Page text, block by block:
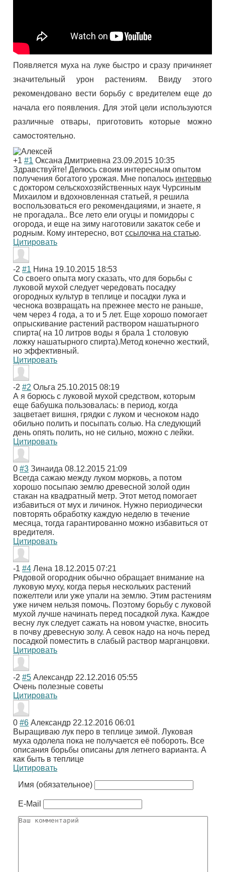
Появляется муха на луке быстро и сразу причиняет
значительный урон растениям. Ввиду этого
рекомендовано вести борьбу с вредителем еще до
начала его появления. Для этой цели используются
различные отвары, приготовить которые можно
самостоятельно.
+1 #1 Оксана Дмитриевна 23.09.2015 10:35
Здравствуйте! Делюсь своим интересным опытом
получения богатого урожая. Мне попалось интервью
с доктором сельскохозяйственных наук Чурсиным
Михаилом и вдохновленная статьей, я решила
воспользоваться его рекомендациями, и знаете, я
не прогадала.. Все лето ели огуцы и помидоры с
огорода, и еще на зиму наготовили закаток себе и
родным. Кому интересно, вотссылочка на статью.
Цитировать
-2 #1 Нина 19.10.2015 18:53
Со своего опыта могу сказать, что для борьбы с
луковой мухой следует чередовать посадку
огородных культур в теплице и посадки лука и
чеснока возвращать на прежнее место не раньше,
чем через 4 года, а то и 5 лет. Еще хорошо помогает
опрыскивание растений раствором нашатырного
спирта( на 10 литров воды я брала 1 столовую
ложку нашатырного спирта).Метод конечно жесткий,
но эффективный.
Цитировать
-2 #2 Ольга 25.10.2015 08:19
А я борюсь с луковой мухой средством, которым
еще бабушка пользовалась: в период, когда
зацветает вишня, грядки с луком и чесноком надо
обильно полить и посыпать солью. На следующий
день опять полить, но не сильно, можно с лейки.
Цитировать
0 #3 Зинаида 08.12.2015 21:09
Всегда сажаю между луком морковь, а потом
хорошо посыпаю землю древесной золой один
стакан на квадратный метр. Этот метод помогает
избавиться от мух и личинок. Нужно периодически
повторять обработку каждую неделю в течение
месяца, тогда гарантированно можно избавиться от
вредителя.
Цитировать
-1 #4 Лена 18.12.2015 07:21
Рядовой огородник обычно обращает внимание на
луковую муху, когда перья нескольких растений
пожелтели или уже упали на землю. Этим растениям
уже ничем нельзя помочь. Поэтому борьбу с луковой
мухой лучше начинать перед посадкой лука. Каждое
весну лук следует сажать на новом участке, вносить
в почву древесную золу. А севок надо на ночь перед
посадкой поместить в слабый раствор марганцовки.
Цитировать
-2 #5 Александр 22.12.2016 05:55
Очень полезные советы
Цитировать
0 #6 Александр 22.12.2016 06:01
Выращиваю лук перо в теплице зимой. Луковая
муха одолела пока не получается её побороть. Все
описания борьбы описаны для летнего варианта. А
как быть в теплице
Цитировать
Имя (обязательное)
E-Mail